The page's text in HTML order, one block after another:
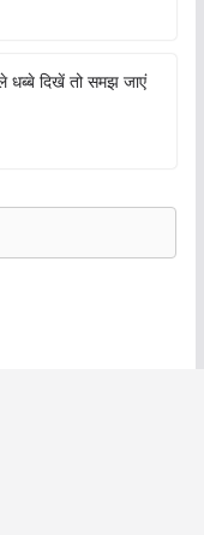
धब्बे दिखें तो समझ जाएं